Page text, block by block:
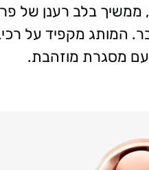
ממשיך בלב רענן של
המותג מקפיד על
עם מסגרת מוזהבת.